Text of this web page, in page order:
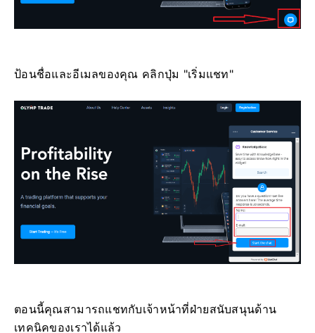
ป้อนชื่อและอีเมลของคุณ คลิกปุ่ม "เริ่มแชท"
ตอนนี้คุณสามารถแชทกับเจ้าหน้าที่ฝ่ายสนับสนุนด้าน
เทคนิคของเราได้แล้ว